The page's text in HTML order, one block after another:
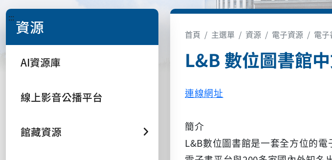
::: 資源
AI資源庫
線上影音公播平台
館藏資源
首頁 主選單 資源 電子資源 電
L&B 數位圖書館
連線網址
簡介
L&B數位圖書館是一套全方位的